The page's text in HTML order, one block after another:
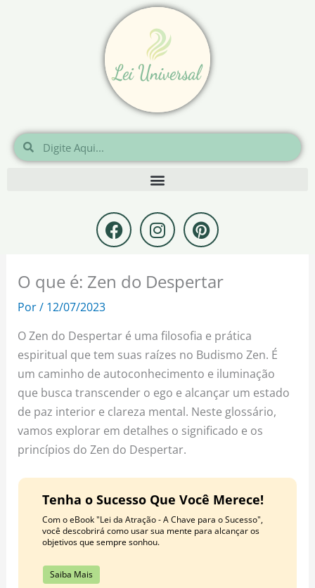
Pesquisar
Pesquisar
F
a
c
e
b
k
I
n
s
t
a
r
a
m
P
i
n
t
e
s
t
O que é: Zen do Despertar
Por/ 12/07/2023
O Zen do Despertar é uma filosofia e prática
espiritual que tem suas raízes no Budismo Zen. É
um caminho de autoconhecimento e iluminação
que busca transcender o ego e alcançar um estado
de paz interior e clareza mental. Neste glossário,
vamos explorar em detalhes o significado e os
princípios do Zen do Despertar.
Tenha o Sucesso Que Você Merece!
Com o eBook "Lei da Atração - A Chave para o Sucesso",
você descobrirá como usar sua mente para alcançar os
objetivos que sempre sonhou.
Saiba Mais